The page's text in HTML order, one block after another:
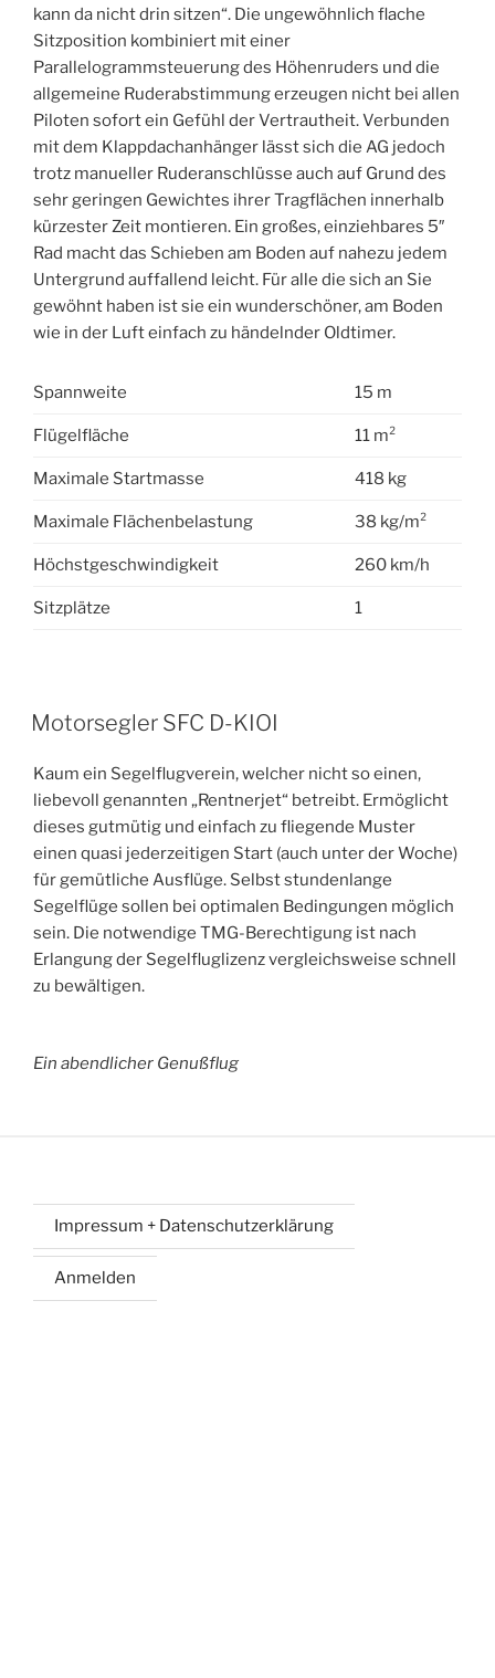
kann da nicht drin sitzen“. Die ungewöhnlich flache
Sitzposition kombiniert mit einer
Parallelogrammsteuerung des Höhenruders und die
allgemeine Ruderabstimmung erzeugen nicht bei allen
Piloten sofort ein Gefühl der Vertrautheit. Verbunden
mit dem Klappdachanhänger lässt sich die AG jedoch
trotz manueller Ruderanschlüsse auch auf Grund des
sehr geringen Gewichtes ihrer Tragflächen innerhalb
kürzester Zeit montieren. Ein großes, einziehbares 5″
Rad macht das Schieben am Boden auf nahezu jedem
Untergrund auffallend leicht. Für alle die sich an Sie
gewöhnt haben ist sie ein wunderschöner, am Boden
wie in der Luft einfach zu händelnder Oldtimer.
Spannweite 15 m
Flügelfläche 11 m²
Maximale Startmasse 418 kg
Maximale Flächenbelastung 38 kg/m²
Höchstgeschwindigkeit 260 km/h
Sitzplätze 1
VERÖFFENTLICHT
AM
Motorsegler SFC D-KIOI
Kaum ein Segelflugverein, welcher nicht so einen,
liebevoll genannten „Rentnerjet“ betreibt. Ermöglicht
dieses gutmütig und einfach zu fliegende Muster
einen quasi jederzeitigen Start (auch unter der Woche)
für gemütliche Ausflüge. Selbst stundenlange
Segelflüge sollen bei optimalen Bedingungen möglich
sein. Die notwendige TMG-Berechtigung ist nach
Erlangung der Segelfluglizenz vergleichsweise schnell
zu bewältigen.
Ein abendlicher Genußflug
Impressum + Datenschutzerklärung
Anmelden